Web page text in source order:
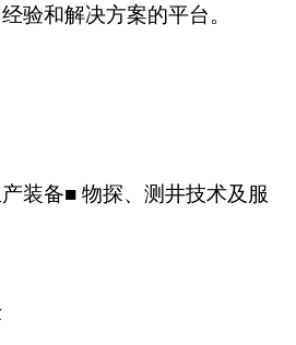
验和解决方案的平台。
装备■ 物探、测井技术及服